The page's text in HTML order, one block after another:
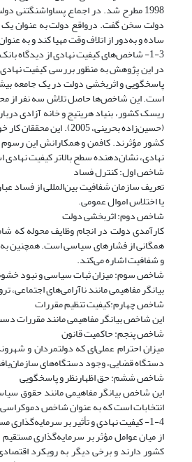
1998 مطرح شد. در اجماع پسا‌واشنگتنی
دولت سخن گفت. درواقع دولت به عنوان یک
ساده و به‌دور از اتلاف وقت مهیا کند و به
1-3- شاخص‌های کیفیت نهادی از دیدگاه بانک جهانی
در این پژوهش به منظور بررسی کیفیت
پاسخگویی و اثربخشی دولت در یک جامعه
است. این شاخص‌ها حاصل تلاش سه نفر از
ریسک کشور، بنیاد هریتیج و خانه آزادی
(حسین‌زاده بحرینی،
کشور مؤثرند. کافمن و همکارانش این رسوم
نهادی، نشان‌دهنده سطح بالاتر کیفیت
شاخص اول: کنترل فساد
تعریف سازمان شفافیت بین‌المللی از فساد
یا اختلاس اموال عمومی.
شاخص دوم: اثربخشی دولت
کارآمدی دولت در انجام وظایف محوله که
همگانی از فشارهای سیاسی است. همچنین به
و شفافیت اشاره می‌کند.
شاخص سوم: میزان ثبات سیاسی و نبود
بیانگر مفاهیمی مانند ناآرامی‌های
شاخص چهارم:کیفیت تنظیم مقررات
این شاخص بیانگر مفاهیمی مانند مقررات
شاخص پنجم: حاکمیت قانون
میزان احترام عملی‌ای که دولتمردان و
دستگاه قضایی، وجود دستگاه‌های
شاخص ششم: حق اظهارنظر و پاسخگویی
این شاخص بیانگر مفاهیمی مانند حقوق
انتخابات است که به عنوان شاخص
1-4- کیفیت نهادی و تأثیر بر سرمایه‌گذاری مستقیم خارجی
از میان عوامل مؤثر بر سرمایه‌گذاری
کشور دارند و برخی دیگر به رویکرد